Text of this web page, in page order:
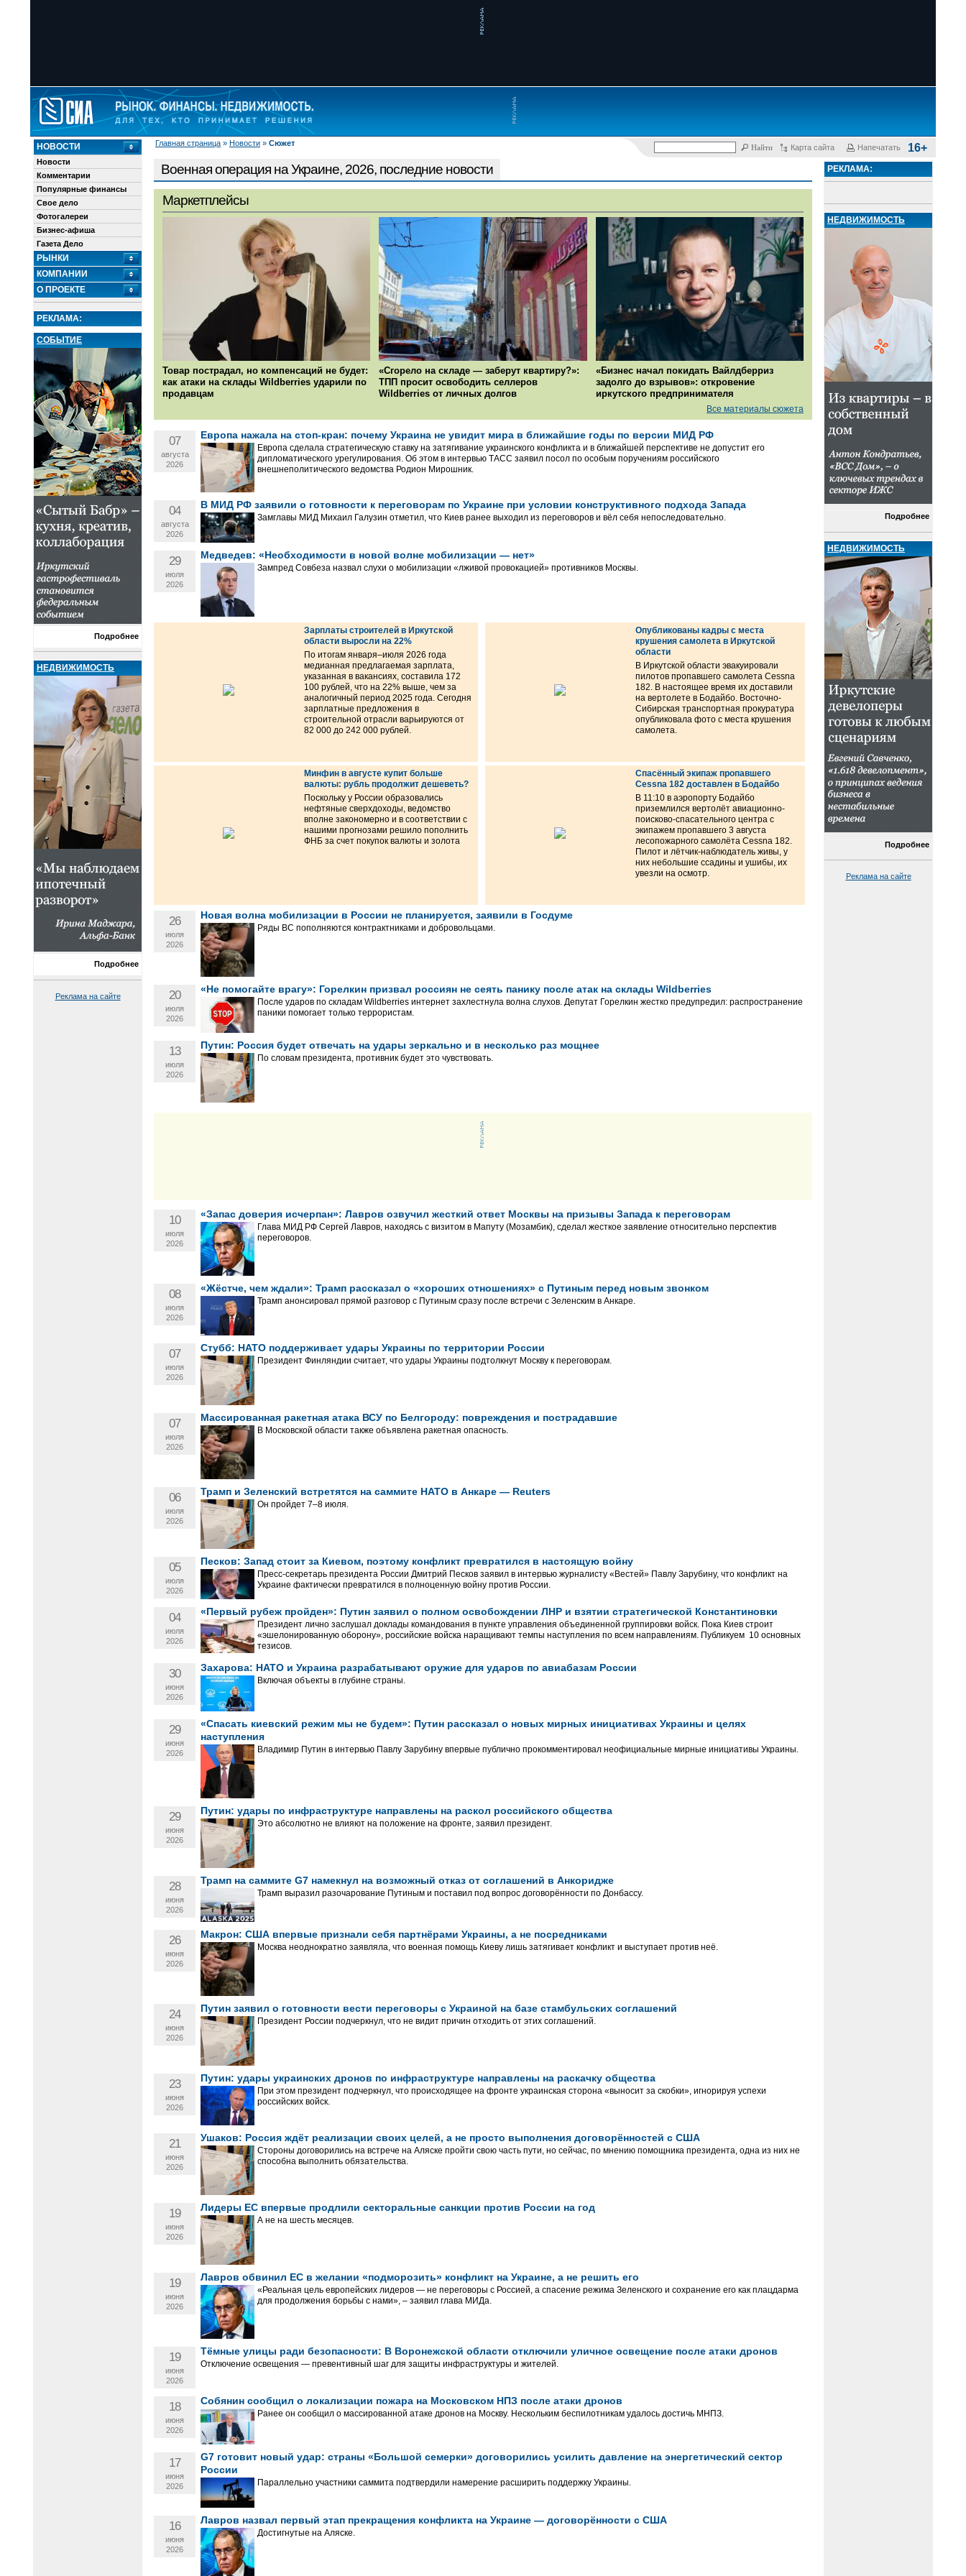
Главная страница » Новости » Сюжет
Карта сайта Напечатать 16+
НОВОСТИ
Новости
Комментарии
Популярные финансы
Свое дело
Фотогалереи
Бизнес-афиша
Газета Дело
РЫНКИ
КОМПАНИИ
О ПРОЕКТЕ
РЕКЛАМА:
СОБЫТИЕ
Подробнее
НЕДВИЖИМОСТЬ
Подробнее
Реклама на сайте
Военная операция на Украине, 2026, последние новости
Маркетплейсы
Товар пострадал, но компенсаций не будет:
как атаки на склады Wildberries ударили по
продавцам
«Сгорело на складе — заберут квартиру?»:
ТПП просит освободить селлеров
Wildberries от личных долгов
«Бизнес начал покидать Вайлдберриз
задолго до взрывов»: откровение
иркутского предпринимателя
Все материалы сюжета
07
августа
2026
Европа нажала на стоп-кран: почему Украина не увидит мира в ближайшие годы по версии МИД РФ
Европа сделала стратегическую ставку на затягивание украинского конфликта и в ближайшей перспективе не допустит его
дипломатического урегулирования. Об этом в интервью ТАСС заявил посол по особым поручениям российского
внешнеполитического ведомства Родион Мирошник.
04
августа
2026
В МИД РФ заявили о готовности к переговорам по Украине при условии конструктивного подхода Запада
Замглавы МИД Михаил Галузин отметил, что Киев ранее выходил из переговоров и вёл себя непоследовательно.
29
июля
2026
Медведев: «Необходимости в новой волне мобилизации — нет»
Зампред Совбеза назвал слухи о мобилизации «лживой провокацией» противников Москвы.
Зарплаты строителей в Иркутской
области выросли на 22%
По итогам января–июля 2026 года
медианная предлагаемая зарплата,
указанная в вакансиях, составила 172
100 рублей, что на 22% выше, чем за
аналогичный период 2025 года. Сегодня
зарплатные предложения в
строительной отрасли варьируются от
82 000 до 242 000 рублей.
Опубликованы кадры с места
крушения самолета в Иркутской
области
В Иркутской области эвакуировали
пилотов пропавшего самолета Cessna
182. В настоящее время их доставили
на вертолете в Бодайбо. Восточно-
Сибирская транспортная прокуратура
опубликовала фото с места крушения
самолета.
Минфин в августе купит больше
валюты: рубль продолжит дешеветь?
Поскольку у России образовались
нефтяные сверхдоходы, ведомство
вполне закономерно и в соответствии с
нашими прогнозами решило пополнить
ФНБ за счет покупок валюты и золота
Спасённый экипаж пропавшего
Cessna 182 доставлен в Бодайбо
В 11:10 в аэропорту Бодайбо
приземлился вертолёт авиационно-
поисково-спасательного центра с
экипажем пропавшего 3 августа
лесопожарного самолёта Cessna 182.
Пилот и лётчик-наблюдатель живы, у
них небольшие ссадины и ушибы, их
увезли на осмотр.
26
июля
2026
Новая волна мобилизации в России не планируется, заявили в Госдуме
Ряды ВС пополняются контрактниками и добровольцами.
20
июля
2026
«Не помогайте врагу»: Горелкин призвал россиян не сеять панику после атак на склады Wildberries
После ударов по складам Wildberries интернет захлестнула волна слухов. Депутат Горелкин жестко предупредил: распространение
паники помогает только террористам.
13
июля
2026
Путин: Россия будет отвечать на удары зеркально и в несколько раз мощнее
По словам президента, противник будет это чувствовать.
10
июля
2026
«Запас доверия исчерпан»: Лавров озвучил жесткий ответ Москвы на призывы Запада к переговорам
Глава МИД РФ Сергей Лавров, находясь с визитом в Мапуту (Мозамбик), сделал жесткое заявление относительно перспектив
переговоров.
08
июля
2026
«Жёстче, чем ждали»: Трамп рассказал о «хороших отношениях» с Путиным перед новым звонком
Трамп анонсировал прямой разговор с Путиным сразу после встречи с Зеленским в Анкаре.
07
июля
2026
Стубб: НАТО поддерживает удары Украины по территории России
Президент Финляндии считает, что удары Украины подтолкнут Москву к переговорам.
07
июля
2026
Массированная ракетная атака ВСУ по Белгороду: повреждения и пострадавшие
В Московской области также объявлена ракетная опасность.
06
июля
2026
Трамп и Зеленский встретятся на саммите НАТО в Анкаре — Reuters
Он пройдет 7–8 июля.
05
июля
2026
Песков: Запад стоит за Киевом, поэтому конфликт превратился в настоящую войну
Пресс-секретарь президента России Дмитрий Песков заявил в интервью журналисту «Вестей» Павлу Зарубину, что конфликт на
Украине фактически превратился в полноценную войну против России.
04
июля
2026
«Первый рубеж пройден»: Путин заявил о полном освобождении ЛНР и взятии стратегической Константиновки
Президент лично заслушал доклады командования в пункте управления объединенной группировки войск. Пока Киев строит
«эшелонированную оборону», российские войска наращивают темпы наступления по всем направлениям. Публикуем 10 основных
тезисов.
30
июня
2026
Захарова: НАТО и Украина разрабатывают оружие для ударов по авиабазам России
Включая объекты в глубине страны.
29
июня
2026
«Спасать киевский режим мы не будем»: Путин рассказал о новых мирных инициативах Украины и целях
наступления
Владимир Путин в интервью Павлу Зарубину впервые публично прокомментировал неофициальные мирные инициативы Украины.
29
июня
2026
Путин: удары по инфраструктуре направлены на раскол российского общества
Это абсолютно не влияют на положение на фронте, заявил президент.
28
июня
2026
Трамп на саммите G7 намекнул на возможный отказ от соглашений в Анкоридже
Трамп выразил разочарование Путиным и поставил под вопрос договорённости по Донбассу.
26
июня
2026
Макрон: США впервые признали себя партнёрами Украины, а не посредниками
Москва неоднократно заявляла, что военная помощь Киеву лишь затягивает конфликт и выступает против неё.
24
июня
2026
Путин заявил о готовности вести переговоры с Украиной на базе стамбульских соглашений
Президент России подчеркнул, что не видит причин отходить от этих соглашений.
23
июня
2026
Путин: удары украинских дронов по инфраструктуре направлены на раскачку общества
При этом президент подчеркнул, что происходящее на фронте украинская сторона «выносит за скобки», игнорируя успехи
российских войск.
21
июня
2026
Ушаков: Россия ждёт реализации своих целей, а не просто выполнения договорённостей с США
Стороны договорились на встрече на Аляске пройти свою часть пути, но сейчас, по мнению помощника президента, одна из них не
способна выполнить обязательства.
19
июня
2026
Лидеры ЕС впервые продлили секторальные санкции против России на год
А не на шесть месяцев.
19
июня
2026
Лавров обвинил ЕС в желании «подморозить» конфликт на Украине, а не решить его
«Реальная цель европейских лидеров — не переговоры с Россией, а спасение режима Зеленского и сохранение его как плацдарма
для продолжения борьбы с нами», – заявил глава МИДа.
19
июня
2026
Тёмные улицы ради безопасности: В Воронежской области отключили уличное освещение после атаки дронов
Отключение освещения — превентивный шаг для защиты инфраструктуры и жителей.
18
июня
2026
Собянин сообщил о локализации пожара на Московском НПЗ после атаки дронов
Ранее он сообщил о массированной атаке дронов на Москву. Нескольким беспилотникам удалось достичь МНПЗ.
17
июня
2026
G7 готовит новый удар: страны «Большой семерки» договорились усилить давление на энергетический сектор
России
Параллельно участники саммита подтвердили намерение расширить поддержку Украины.
16
июня
2026
Лавров назвал первый этап прекращения конфликта на Украине — договорённости с США
Достигнутые на Аляске.
РЕКЛАМА:
НЕДВИЖИМОСТЬ
Подробнее
НЕДВИЖИМОСТЬ
Подробнее
Реклама на сайте